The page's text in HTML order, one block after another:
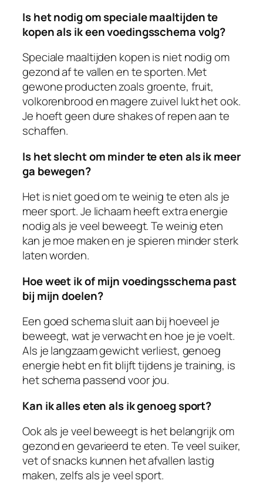
Is het nodig om speciale maaltijden te
kopen als ik een voedingsschema volg?
Speciale maaltijden kopen is niet nodig om
gezond af te vallen en te sporten. Met
gewone producten zoals groente, fruit,
volkorenbrood en magere zuivel lukt het ook.
Je hoeft geen dure shakes of repen aan te
schaffen.
Is het slecht om minder te eten als ik meer
ga bewegen?
Het is niet goed om te weinig te eten als je
meer sport. Je lichaam heeft extra energie
nodig als je veel beweegt. Te weinig eten
kan je moe maken en je spieren minder sterk
laten worden.
Hoe weet ik of mijn voedingsschema past
bij mijn doelen?
Een goed schema sluit aan bij hoeveel je
beweegt, wat je verwacht en hoe je je voelt.
Als je langzaam gewicht verliest, genoeg
energie hebt en fit blijft tijdens je training, is
het schema passend voor jou.
Kan ik alles eten als ik genoeg sport?
Ook als je veel beweegt is het belangrijk om
gezond en gevarieerd te eten. Te veel suiker,
vet of snacks kunnen het afvallen lastig
maken, zelfs als je veel sport.